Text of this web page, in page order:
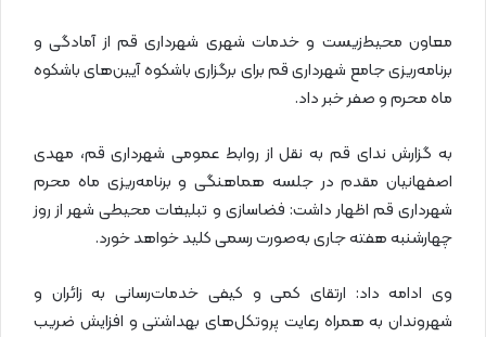
معاون محیط‌زیست و خدمات شهری شهرداری قم از آمادگی و
برنامه‌ریزی جامع شهرداری قم برای برگزاری باشکوه آیین‌های باشکوه
ماه محرم و صفر خبر داد.
به گزارش ندای قم به نقل از روابط عمومی شهرداری قم، مهدی
اصفهانیان مقدم در جلسه هماهنگی و برنامه‌ریزی ماه محرم
شهرداری قم اظهار داشت: فضاسازی و تبلیغات محیطی شهر از روز
چهارشنبه هفته جاری به‌صورت رسمی کلید خواهد خورد.
وی ادامه داد: ارتقای کمی و کیفی خدمات‌رسانی به زائران و
شهروندان به همراه رعایت پروتکل‌های بهداشتی و افزایش ضریب